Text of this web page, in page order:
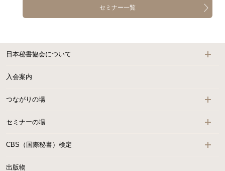
セミナー一覧
日本秘書協会について
入会案内
つながりの場
セミナーの場
CBS（国際秘書）検定
出版物